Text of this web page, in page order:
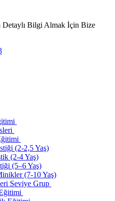
Detaylı Bilgi Almak İçin Bize
(2-2,5 Yaş)
(2-4 Yaş)
(5–6 Yaş)
(7-10 Yaş)
Seviye Grup